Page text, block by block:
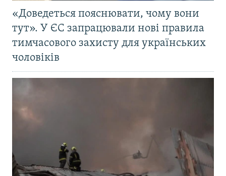
«Доведеться пояснювати, чому вони
тут». У ЄС запрацювали нові правила
тимчасового захисту для українських
чоловіків